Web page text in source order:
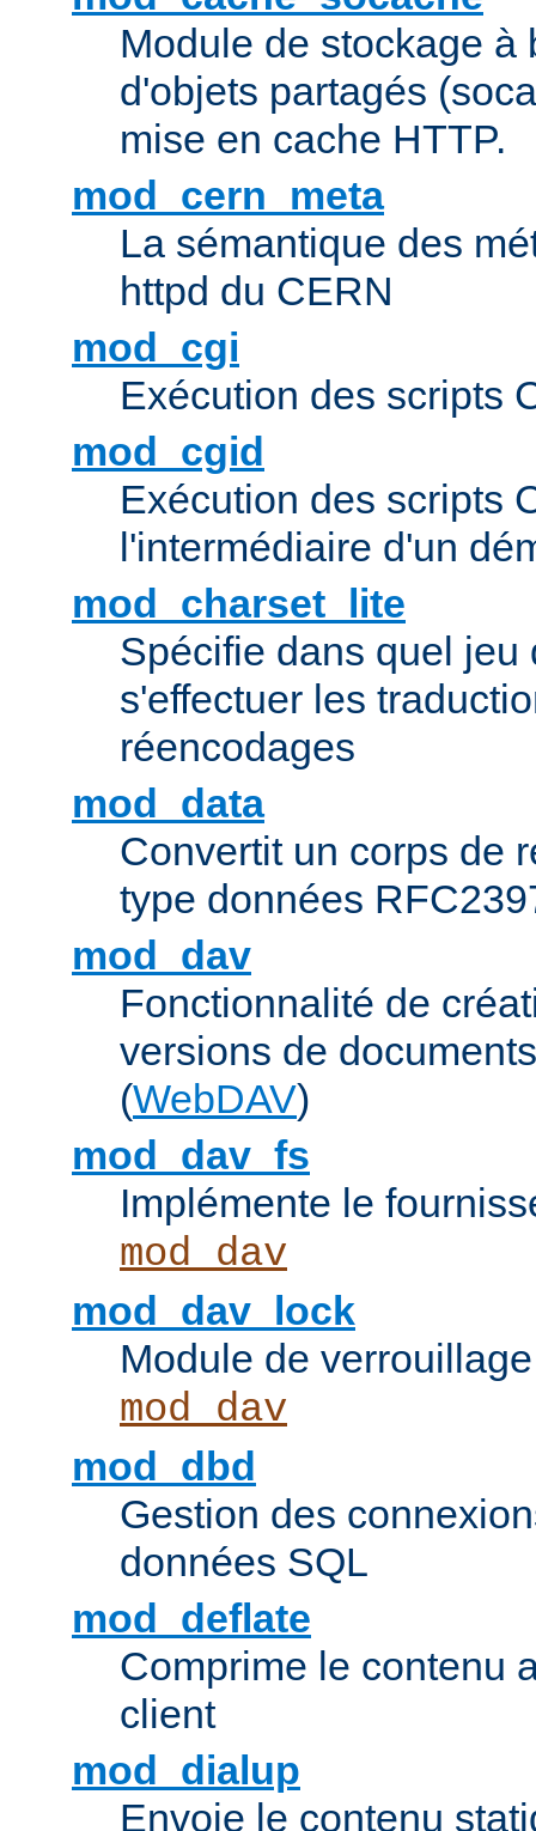
Module de stockage à
d'objets partagés
mise en cache HTTP.
mod_cern_meta
La sémantique des
httpd du CERN
mod_cgi
Exécution des scripts
mod_cgid
Exécution des scripts
l'intermédiaire d'un
mod_charset_lite
Spécifie dans quel jeu
s'effectuer les
réencodages
mod_data
Convertit un corps de
type données
mod_dav
Fonctionnalité de
versions de
(WebDAV)
mod_dav_fs
Implémente le
mod_dav
mod_dav_lock
Module de
mod_dav
mod_dbd
Gestion des
données SQL
mod_deflate
Comprime le contenu
client
mod_dialup
Envoie le contenu